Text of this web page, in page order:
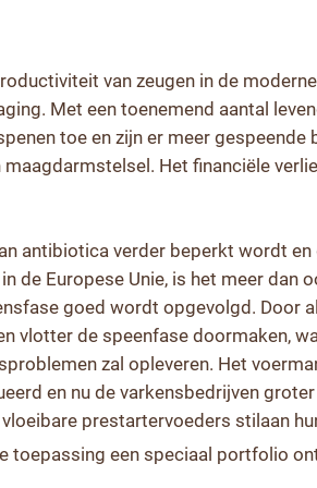
van zeugen in de
Met een toenemend aantal
toe en zijn er meer
Het financiële
antibiotica verder beperkt wordt
de Europese Unie, is het meer dan
goed wordt opgevolgd. Door
vlotter de speenfase doormaken,
zal opleveren. Het
en nu de varkensbedrijven
prestartervoeders stilaan
toepassing een speciaal portfolio